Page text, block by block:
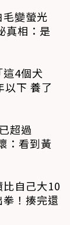
變螢光
真相：是
4個犬
以下 養了
超過
：看到黃
自己大10
！揍完還